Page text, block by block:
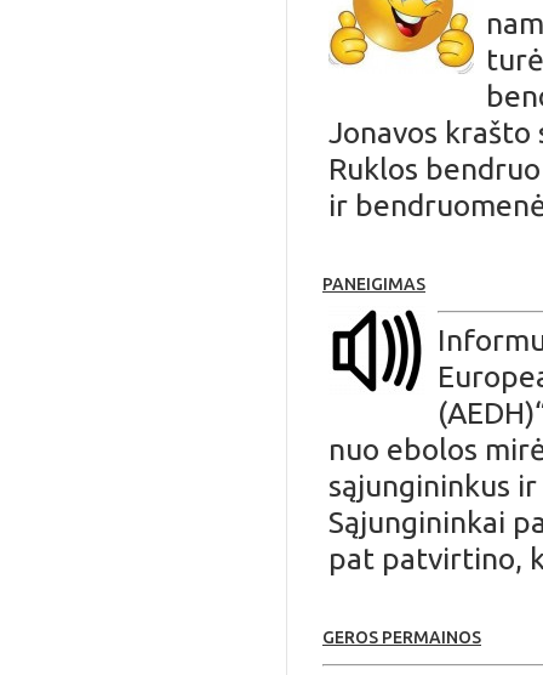
Jonavos krašto
Ruklos
ir
PANEIGIMAS
nuo ebolos
sąjungininkus
Sąjungininkai
pat patvirtino,
GEROS PERMAINOS